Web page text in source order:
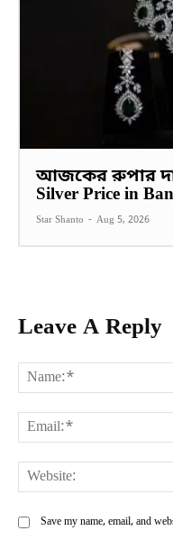
আজকের রুপার
Silver Price in
Star Shanto - Aug 5, 2026
Leave A Reply
Save my name, email, and